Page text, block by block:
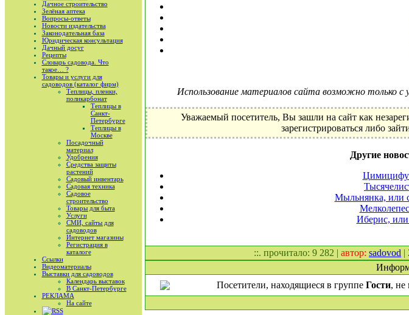
Дачное строительство
Зелёная аптека
Вопросы-ответы
Новости издательства
Законодательная база
Юридическая консультация
Дачный досуг
Рецепты
Словарь садовода. Что
такое… ?
Товары и услуги для
садоводов (каталог фирм)
Теплицы, пленки,
поликарбонат
Теплицы в
Санкт-
Петербурге
Теплицы в
Москве
Посадочный
материал
Удобрения
Средства защиты
растений
Садовый инвентарь
Садовая техника
Садовое
строительство
Товары для быта
Услуги
СМИ, сайты для
садоводов
Интернет магазины
Регистрация в
каталоге
Ссылки
Видеоматериалы
Выставки для садоводов
Календарь выставок
В Санкт-Петербурге
РЕКЛАМА
На сайте
RSS
Использование материалов сайта возможно только с
Уважаемый посетитель, Вы зашли на сайт как
зарегистрироваться либо
Другие
Мыльнянка, или
Иберис,
::. прочитало: 9 282 | автор: sadovod |
Посетители, находящиеся в группе Гости, не